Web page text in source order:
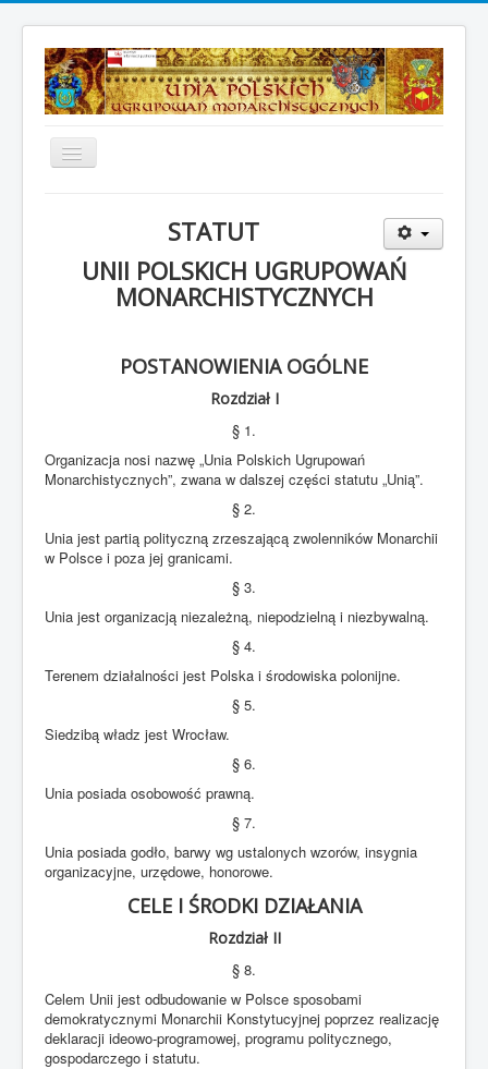
Toggle
Navigation
Z dawnych dziejów
Kontakt
Jesteś tutaj: Start
Dokumenty UPUM
Statut UPUM
STATUT
UNII POLSKICH UGRUPOWAŃ
MONARCHISTYCZNYCH
POSTANOWIENIA OGÓLNE
Rozdział I
§ 1.
Organizacja nosi nazwę „Unia Polskich Ugrupowań
Monarchistycznych”, zwana w dalszej części statutu „Unią”.
§ 2.
Unia jest partią polityczną zrzeszającą zwolenników Monarchii
w Polsce i poza jej granicami.
§ 3.
Unia jest organizacją niezależną, niepodzielną i niezbywalną.
§ 4.
Terenem działalności jest Polska i środowiska polonijne.
§ 5.
Siedzibą władz jest Wrocław.
§ 6.
Unia posiada osobowość prawną.
§ 7.
Unia posiada godło, barwy wg ustalonych wzorów, insygnia
organizacyjne, urzędowe, honorowe.
CELE I ŚRODKI DZIAŁANIA
Rozdział II
§ 8.
Celem Unii jest odbudowanie w Polsce sposobami
demokratycznymi Monarchii Konstytucyjnej poprzez realizację
deklaracji ideowo-programowej, programu politycznego,
gospodarczego i statutu.